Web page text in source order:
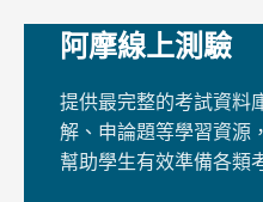
阿摩線上測驗
提供最完整的考試資料
解、申論題等學習資源，
幫助學生有效準備各類